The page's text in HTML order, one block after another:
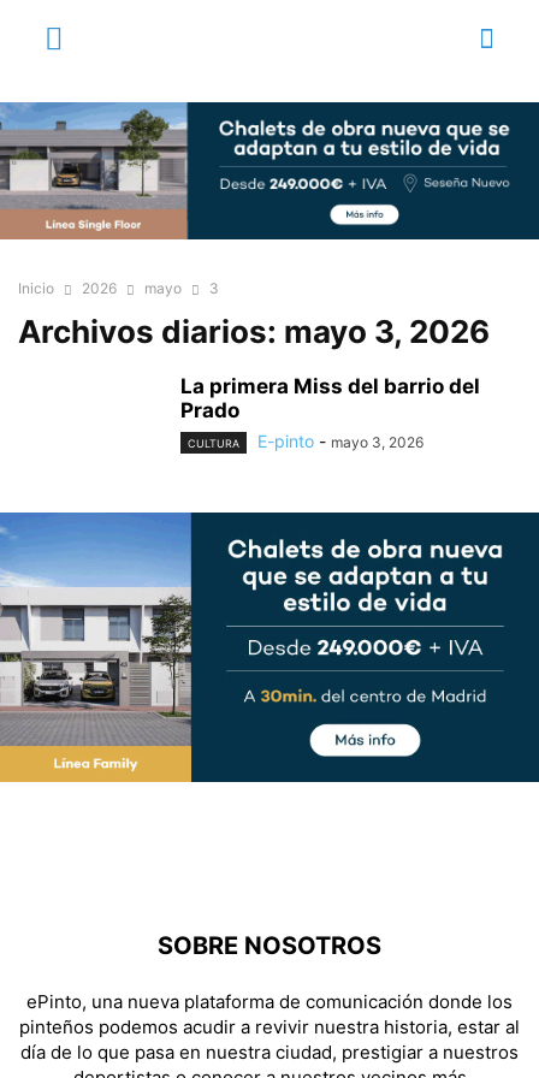
Inicio 2026 mayo 3
Archivos diarios: mayo 3, 2026
La primera Miss del barrio del
Prado
CULTURA E-pinto - mayo 3, 2026
SOBRE NOSOTROS
ePinto, una nueva plataforma de comunicación donde los
pinteños podemos acudir a revivir nuestra historia, estar al
día de lo que pasa en nuestra ciudad, prestigiar a nuestros